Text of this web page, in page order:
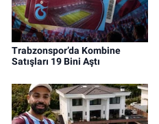
Trabzonspor’da Kombine
Satışları 19 Bini Aştı